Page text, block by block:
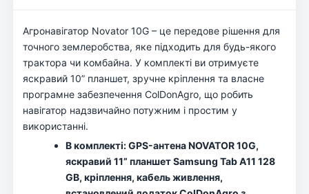
Агронавігатор Novator 10G – це передове рішення для
точного землеробства, яке підходить для будь-якого
трактора чи комбайна. У комплекті ви отримуєте
яскравий 10” планшет, зручне кріплення та власне
програмне забезпечення ColDonAgro, що робить
навігатор надзвичайно потужним і простим у
використанні.
В комплекті: GPS-антена NOVATOR 10G,
яскравий 11” планшет Samsung Tab A11 128
GB, кріплення, кабель живлення,